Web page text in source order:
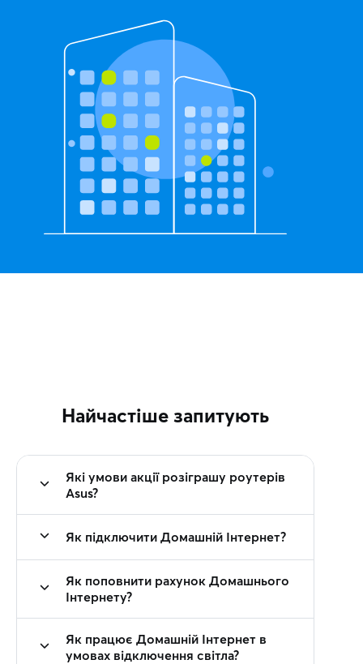
Найчастіше запитують
Які умови акції розіграшу роутерів
Asus?
Як підключити Домашній Інтернет?
Як поповнити рахунок Домашнього
Інтернету?
Як працює Домашній Інтернет в
умовах відключення світла?